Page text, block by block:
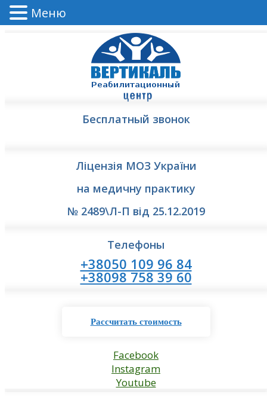
Бесплатный звонок
Ліцензія МОЗ України
на медичну практику
№ 2489\Л-П від 25.12.2019
Телефоны
+38050 109 96 84
+38098 758 39 60
Рассчитать стоимость
Facebook
Instagram
Youtube
Меню